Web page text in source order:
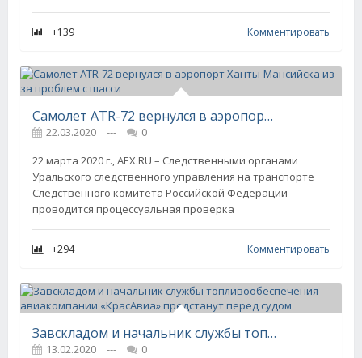
+139 Комментировать
Самолет ATR-72 вернулся в аэропорт Ханты-Мансийска из-за проблем с шасси
22.03.2020 ---
0
22 марта 2020 г., AEX.RU – Следственными органами
Уральского следственного управления на транспорте
Следственного комитета Российской Федерации
проводится процессуальная проверка
+294 Комментировать
Завскладом и начальник службы топливообеспечения авиакомпании «КрасАвиа» предстанут перед судом
13.02.2020 ---
0